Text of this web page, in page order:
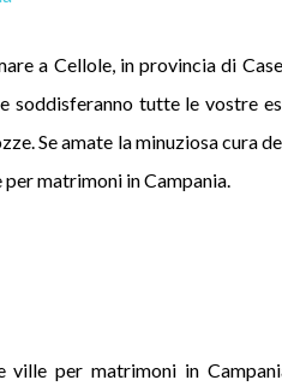
a Cellole, in provincia di
soddisferanno tutte le vostre
Se amate la minuziosa cura
matrimoni in Campania.
ville per matrimoni in